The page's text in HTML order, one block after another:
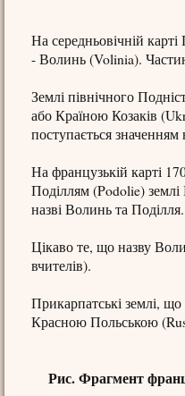
На середньовічній
- Волинь (Volinia).
Землі північного
або Країною Козаків
поступається значенням
На французькій карті
Поділлям (Podolie) землі
назві Волинь та Поділля.
Цікаво те, що назву
вчителів).
Прикарпатські землі,
Красною Польською
Рис. Фрагмент